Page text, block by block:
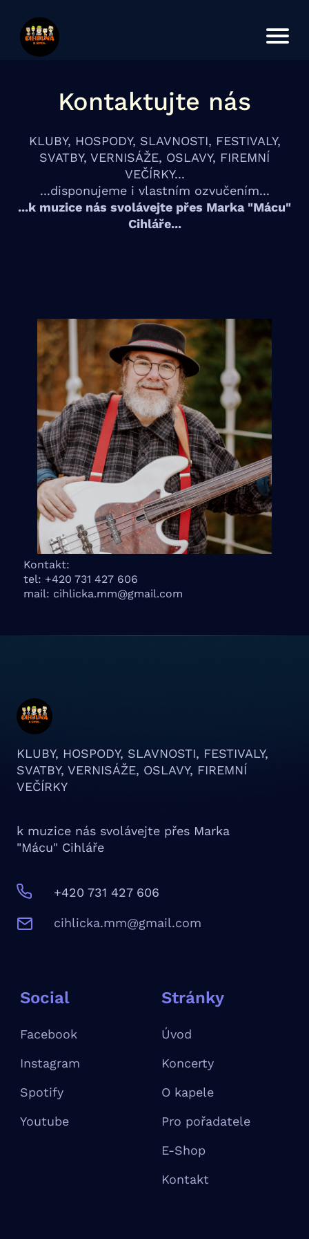
Kontaktujte nás
KLUBY, HOSPODY, SLAVNOSTI, FESTIVALY,
SVATBY, VERNISÁŽE, OSLAVY, FIREMNÍ
VEČÍRKY...
...disponujeme i vlastním ozvučením...
...k muzice nás svolávejte přes Marka "Mácu"
Cihláře...
Kontakt:
tel: +420 731 427 606
mail: cihlicka.mm@gmail.com
KLUBY, HOSPODY, SLAVNOSTI, FESTIVALY,
SVATBY, VERNISÁŽE, OSLAVY, FIREMNÍ
VEČÍRKY
k muzice nás svolávejte přes Marka
"Mácu" Cihláře
+420 731 427 606
cihlicka.mm@gmail.com
Social
Facebook
Instagram
Spotify
Youtube
Stránky
Úvod
Koncerty
O kapele
Pro pořadatele
E-Shop
Kontakt